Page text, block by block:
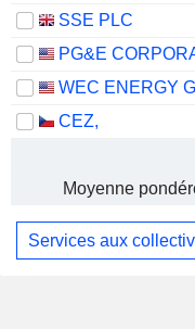
SSE PLC
PG&E
CEZ,
Moyenne
Services aux